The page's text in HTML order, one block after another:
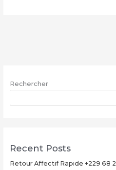
|
68260703
Rechercher
Recent Posts
Retour Affectif Rapide +229 68